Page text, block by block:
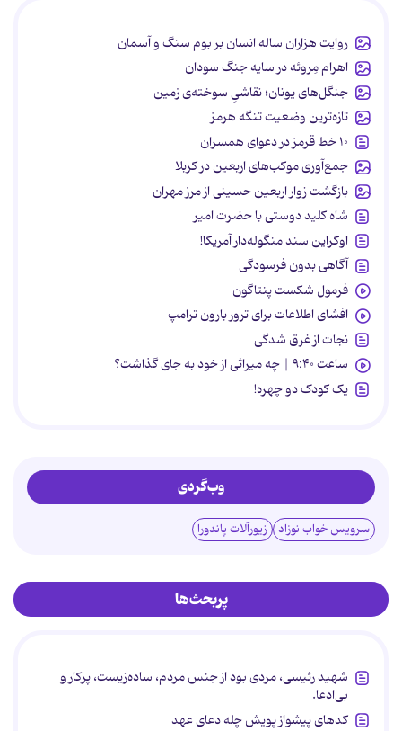
روایت هزاران ساله انسان بر بوم سنگ و آسمان
اهرام مِروئه در سایه جنگ سودان
جنگل‌های یونان؛ نقاشیِ سوخته‌ی زمین
تازه‌ترین وضعیت تنگه هرمز
۱۰ خط قرمز در دعوای همسران
جمع‌آوری موکب‌های اربعین در کربلا
بازگشت زوار اربعین حسینی از مرز مهران
شاه کلید دوستی با حضرت امیر
اوکراین سند منگوله‌دار آمریکا!
آگاهی بدون فرسودگی
فرمول شکست پنتاگون
افشای اطلاعات برای ترور بارون ترامپ
نجات از غرق شدگی
ساعت ۹:۴۰ | چه میراثی از خود به جای گذاشت؟
یک کودک دو چهره!
وب‌گردی
سرویس خواب نوزاد زیورآلات پاندورا
پربحث‌ها
شهید رئیسی، مردی بود از جنس مردم، ساده‌زیست، پرکار و
بی‌ادعا.
کدهای پیشواز پویش چله دعای عهد